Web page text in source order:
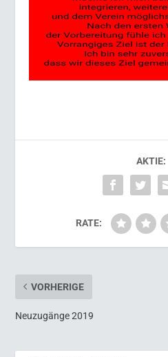
AKTIE:
RATE:
VORHERIGE
Neuzugänge 2019